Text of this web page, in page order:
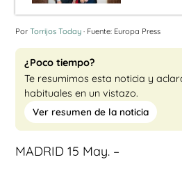
Por Torrijos Today · Fuente: Europa Press
¿Poco tiempo?
Te resumimos esta noticia y
habituales en un vistazo.
Ver resumen de la noticia
MADRID 15 May. –